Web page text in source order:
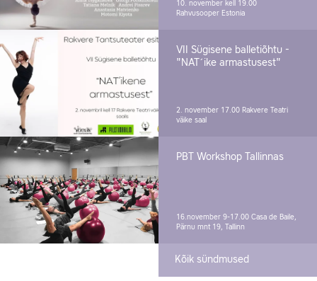
10. november kell 19.00
Rahvusooper Estonia
VII Sügisene balletiõhtu -
"NAT´ike armastusest"
2. november 17.00 Rakvere Teatri
väike saal
PBT Workshop Tallinnas
16.november 9-17.00 Casa de Baile,
Pärnu mnt 19, Tallinn
Kõik sündmused